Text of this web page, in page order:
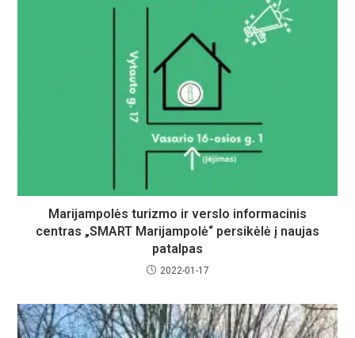
Marijampolės turizmo ir verslo informacinis
centras „SMART Marijampolė“ persikėlė į naujas
patalpas
2022-01-17